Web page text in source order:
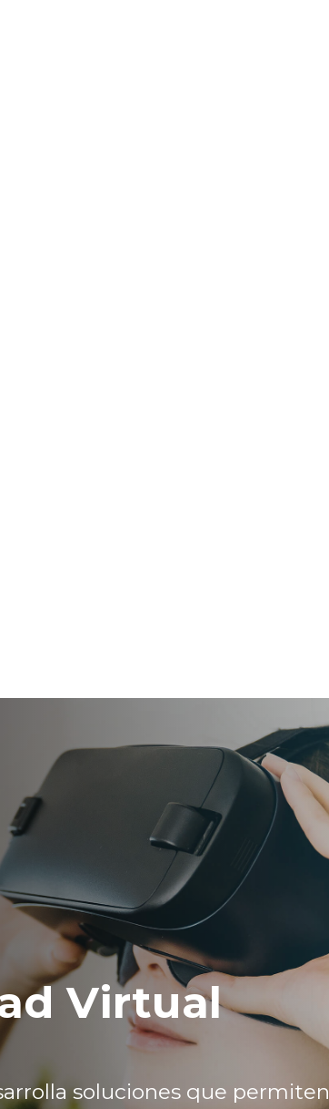
Virtual
soluciones que permiten